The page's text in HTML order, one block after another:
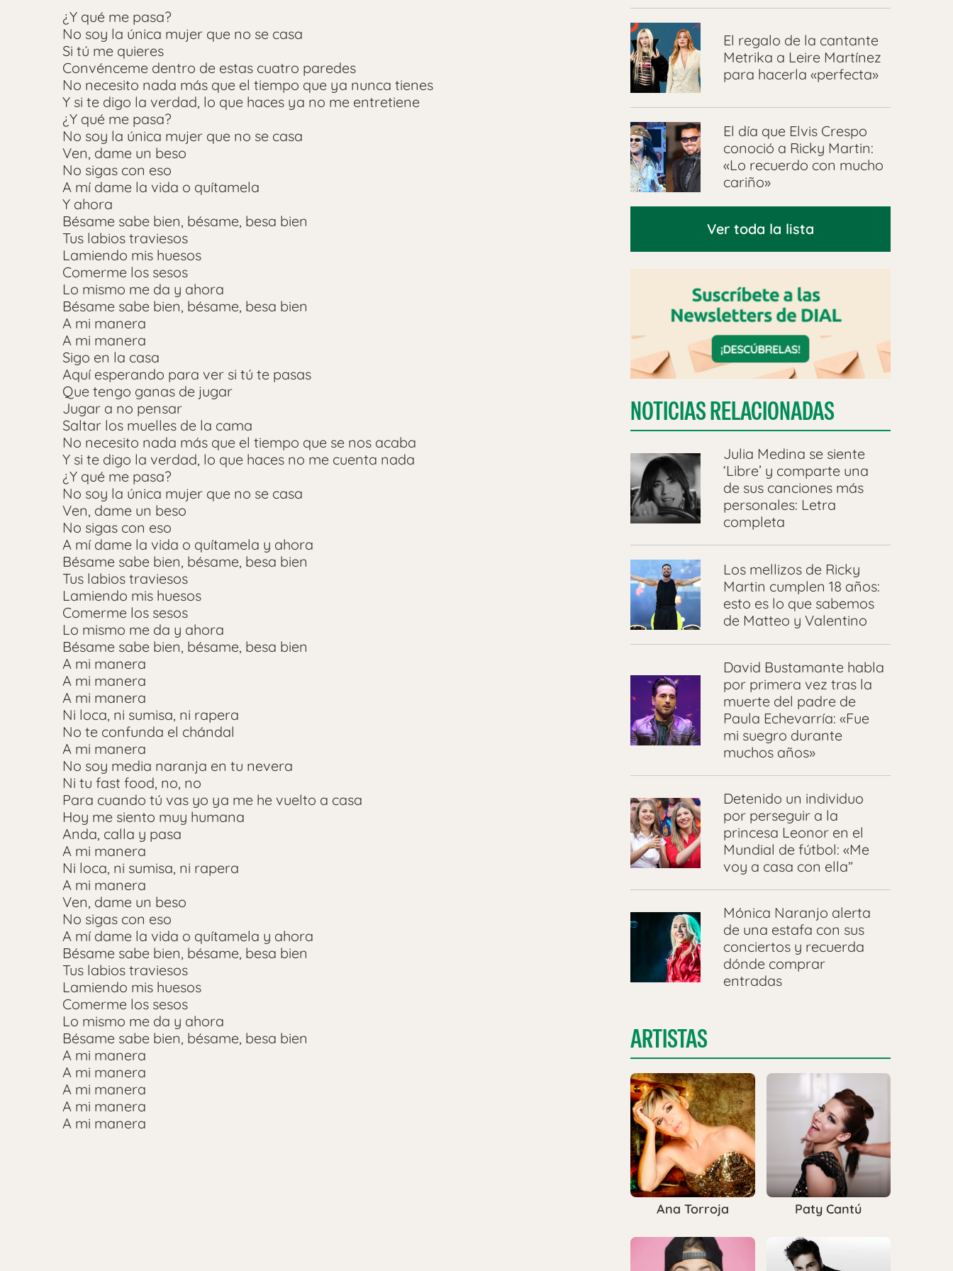
¿Y qué me pasa?
No soy la única mujer que no se casa
Si tú me quieres
Convénceme dentro de estas cuatro paredes
No necesito nada más que el tiempo que ya nunca tienes
Y si te digo la verdad, lo que haces ya no me entretiene
¿Y qué me pasa?
No soy la única mujer que no se casa
Ven, dame un beso
No sigas con eso
A mí dame la vida o quítamela
Y ahora
Bésame sabe bien, bésame, besa bien
Tus labios traviesos
Lamiendo mis huesos
Comerme los sesos
Lo mismo me da y ahora
Bésame sabe bien, bésame, besa bien
A mi manera
A mi manera
Sigo en la casa
Aquí esperando para ver si tú te pasas
Que tengo ganas de jugar
Jugar a no pensar
Saltar los muelles de la cama
No necesito nada más que el tiempo que se nos acaba
Y si te digo la verdad, lo que haces no me cuenta nada
¿Y qué me pasa?
No soy la única mujer que no se casa
Ven, dame un beso
No sigas con eso
A mí dame la vida o quítamela y ahora
Bésame sabe bien, bésame, besa bien
Tus labios traviesos
Lamiendo mis huesos
Comerme los sesos
Lo mismo me da y ahora
Bésame sabe bien, bésame, besa bien
A mi manera
A mi manera
A mi manera
Ni loca, ni sumisa, ni rapera
No te confunda el chándal
A mi manera
No soy media naranja en tu nevera
Ni tu fast food, no, no
Para cuando tú vas yo ya me he vuelto a casa
Hoy me siento muy humana
Anda, calla y pasa
A mi manera
Ni loca, ni sumisa, ni rapera
A mi manera
Ven, dame un beso
No sigas con eso
A mí dame la vida o quítamela y ahora
Bésame sabe bien, bésame, besa bien
Tus labios traviesos
Lamiendo mis huesos
Comerme los sesos
Lo mismo me da y ahora
Bésame sabe bien, bésame, besa bien
A mi manera
A mi manera
A mi manera
A mi manera
A mi manera
El regalo de la cantante
Metrika a Leire Martínez
para hacerla «perfecta»
El día que Elvis Crespo
conoció a Ricky Martin:
«Lo recuerdo con mucho
cariño»
Ver toda la lista
NOTICIAS RELACIONADAS
Julia Medina se siente
‘Libre’ y comparte una
de sus canciones más
personales: Letra
completa
Los mellizos de Ricky
Martin cumplen 18 años:
esto es lo que sabemos
de Matteo y Valentino
David Bustamante habla
por primera vez tras la
muerte del padre de
Paula Echevarría: «Fue
mi suegro durante
muchos años»
Detenido un individuo
por perseguir a la
princesa Leonor en el
Mundial de fútbol: «Me
voy a casa con ella”
Mónica Naranjo alerta
de una estafa con sus
conciertos y recuerda
dónde comprar
entradas
ARTISTAS
Ana Torroja Paty Cantú